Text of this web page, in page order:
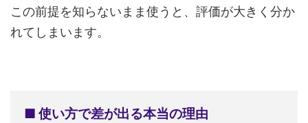
この前提を知らないまま使うと、評価が大きく分か
れてしまいます。
■ 使い方で差が出る本当の理由